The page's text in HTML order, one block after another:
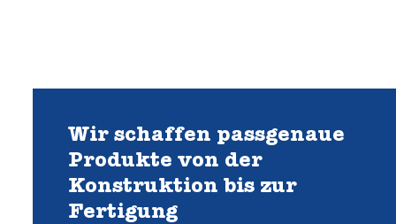
Wir schaffen passgenaue
Produkte von der
Konstruktion bis zur
Fertigung